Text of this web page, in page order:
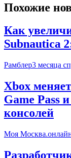
Похожие
Как
Subnautica
Рамблер3 месяца
Xbox
Game Pass
консолей
Моя